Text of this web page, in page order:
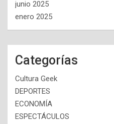
junio 2025
enero 2025
Categorías
Cultura Geek
DEPORTES
ECONOMÍA
ESPECTÁCULOS